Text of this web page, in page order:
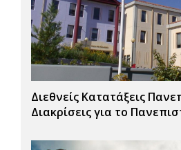
Διεθνείς Κατατάξεις
Διακρίσεις για το